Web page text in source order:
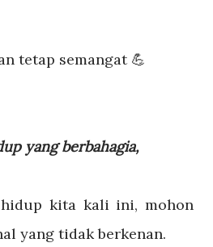
tetap semangat 💪
yang berbahagia,
kita kali ini, mohon
yang tidak berkenan.